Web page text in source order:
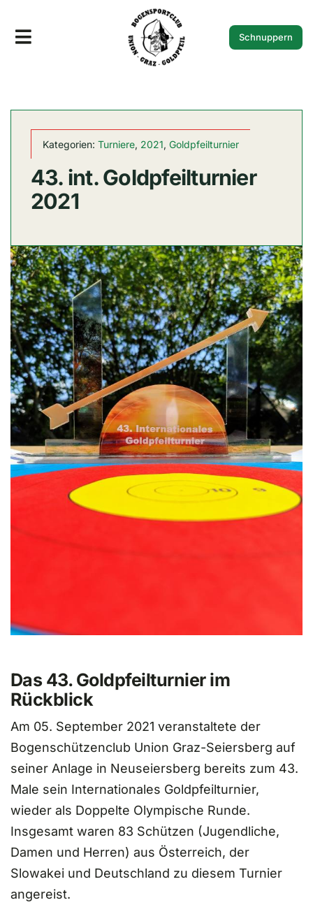
Inhalt
Toggle
Goldpfeilturnier
Fotos
Termine
Schnuppern
Kategorien: Turniere, 2021, Goldpfeilturnier
43. int. Goldpfeilturnier
2021
Das 43. Goldpfeilturnier im
Rückblick
Am 05. September 2021 veranstaltete der
Bogenschützenclub Union Graz-Seiersberg auf
seiner Anlage in Neuseiersberg bereits zum 43.
Male sein Internationales Goldpfeilturnier,
wieder als Doppelte Olympische Runde.
Insgesamt waren 83 Schützen (Jugendliche,
Damen und Herren) aus Österreich, der
Slowakei und Deutschland zu diesem Turnier
angereist.